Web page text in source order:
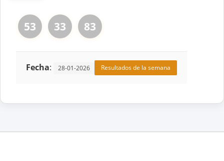
53 33 83
Fecha: 28-01-2026 Resultados de la semana